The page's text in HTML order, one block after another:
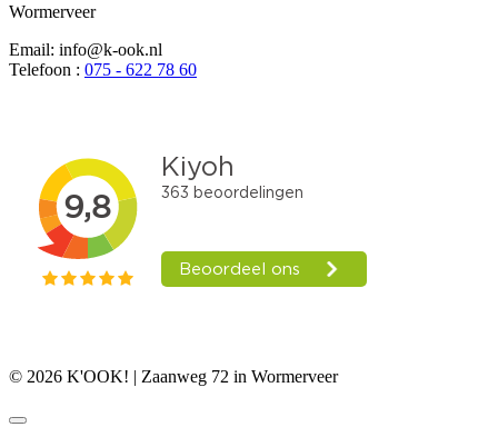
Wormerveer
Email: info@k-ook.nl
Telefoon : 075 - 622 78 60
© 2026 K'OOK! | Zaanweg 72 in Wormerveer